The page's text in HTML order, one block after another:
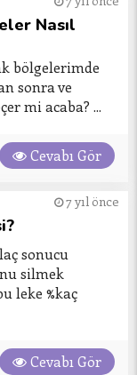
Nasıl
bölgelerimde
sonra ve
mi acaba? ...
Cevabı Gör
7 yıl önce
sonucu
silmek
leke %kaç
Cevabı Gör